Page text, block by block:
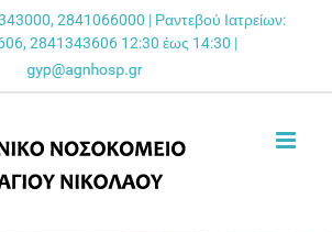
2841066000 | Ραντεβού Ιατρείων:
2841343606 12:30 έως 14:30 |